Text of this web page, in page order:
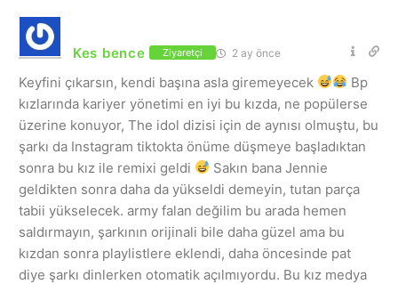
Kes bence Ziyaretçi 2 ay önce
Keyfini çıkarsın, kendi başına asla giremeyecek
Bp
kızlarında kariyer yönetimi en iyi bu kızda, ne popülerse
üzerine konuyor, The idol dizisi için de aynısı olmuştu, bu
şarkı da Instagram tiktokta önüme düşmeye başladıktan
sonra bu kız ile remixi geldi
Sakın bana Jennie
geldikten sonra daha da yükseldi demeyin, tutan parça
tabii yükselecek. army falan değilim bu arada hemen
saldırmayın, şarkının orijinali bile daha güzel ama bu
kızdan sonra playlistlere eklendi, daha öncesinde pat
diye şarkı dinlerken otomatik açılmıyordu. Bu kız medya